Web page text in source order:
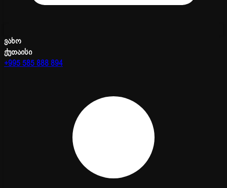
ვახო
ქუთაისი
+995 585 888 894